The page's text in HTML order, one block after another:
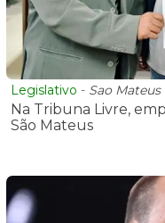
Legislativo - Sao Mateus
Na Tribuna Livre,
São Mateus